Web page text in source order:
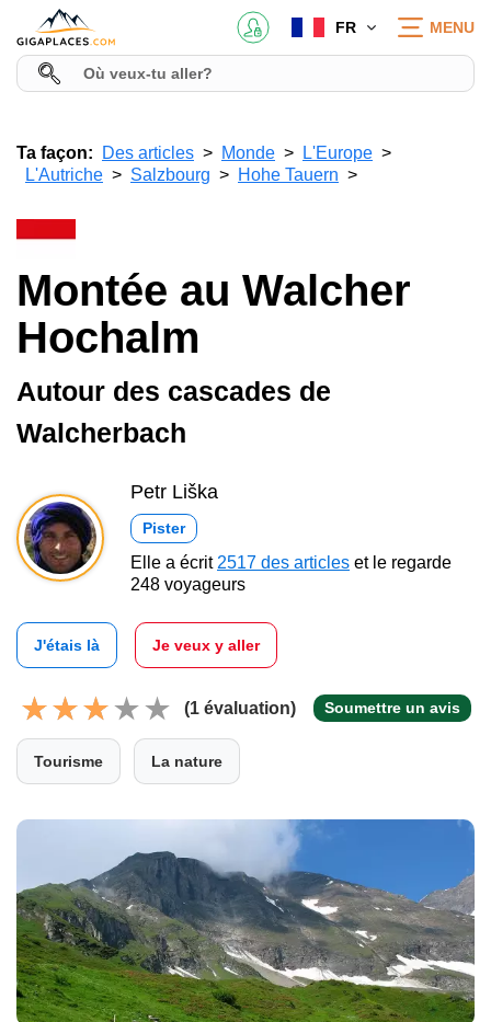
FR MENU
Ta façon: Des articles Monde
L'Europe
L'Autriche
Salzbourg Hohe Tauern
Montée au Walcher
Hochalm
Autour des cascades de
Walcherbach
Petr Liška
Pister
Elle a écrit 2517 des articles et le regarde
248 voyageurs
J'étais là Je veux y aller
(1 évaluation) Soumettre un avis
Tourisme La nature